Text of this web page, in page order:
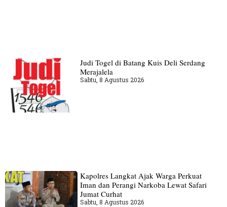
Judi Togel di Batang Kuis Deli Serdang
Merajalela
Sabtu, 8 Agustus 2026
Kapolres Langkat Ajak Warga Perkuat
Iman dan Perangi Narkoba Lewat Safari
Jumat Curhat
Sabtu, 8 Agustus 2026